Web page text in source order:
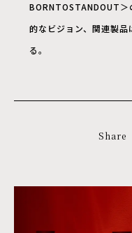
BORNTOSTANDOUT＞
的なビジョン、関連製
る。
Share